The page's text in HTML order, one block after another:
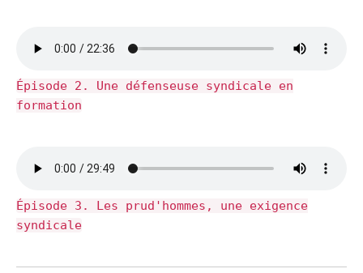
Épisode 2. Une défenseuse syndicale en
formation
Épisode 3. Les prud'hommes, une exigence
syndicale